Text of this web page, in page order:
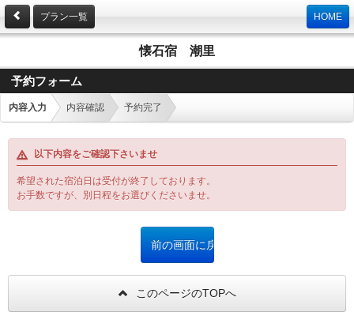
プラン一覧 HOME
懐石宿 潮里
予約フォーム
内容入力 内容確認 予約完了
以下内容をご確認下さいませ
希望された宿泊日は受付が終了しております。
お手数ですが、別日程をお選びくださいませ。
このページのTOPへ